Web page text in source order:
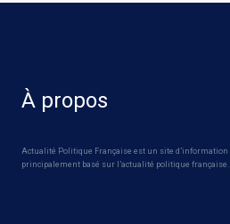
À propos
Actualité Politique Française est un site d’information
principalement basé sur l’actualité politique française.